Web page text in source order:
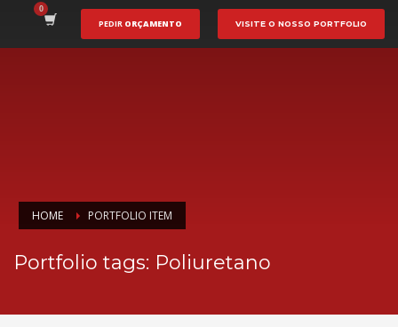
PEDIR ORÇAMENTO VISITE O NOSSO PORTFOLIO
HOME PORTFOLIO ITEM
Portfolio tags: Poliuretano